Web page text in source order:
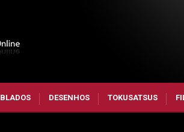
DESENHOS TOKUSATSUS